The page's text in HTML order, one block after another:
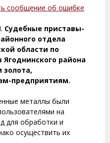
сообщение об ошибке
Судебные приставы-
отдела
области по
Ягоднинского района
золота,
предприятиям.
металлы были
на
для обработки и
осуществить их